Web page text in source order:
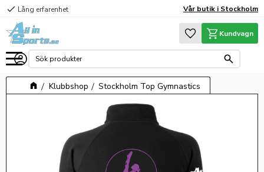
Meny
check Lång erfarenhet Vår butik i Stockholm
Favoriter
Kundvagn
Klubbshop Stockholm Top Gymnastics